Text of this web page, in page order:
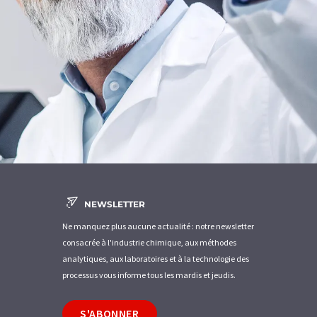
NEWSLETTER
Ne manquez plus aucune actualité : notre newsletter
consacrée à l'industrie chimique, aux méthodes
analytiques, aux laboratoires et à la technologie des
processus vous informe tous les mardis et jeudis.
S'ABONNER